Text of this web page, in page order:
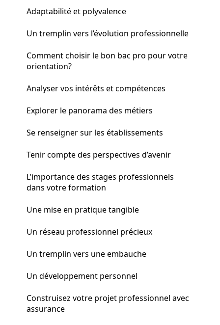
Adaptabilité et polyvalence
Un tremplin vers l’évolution professionnelle
Comment choisir le bon bac pro pour votre
orientation?
Analyser vos intérêts et compétences
Explorer le panorama des métiers
Se renseigner sur les établissements
Tenir compte des perspectives d’avenir
L’importance des stages professionnels
dans votre formation
Une mise en pratique tangible
Un réseau professionnel précieux
Un tremplin vers une embauche
Un développement personnel
Construisez votre projet professionnel avec
assurance